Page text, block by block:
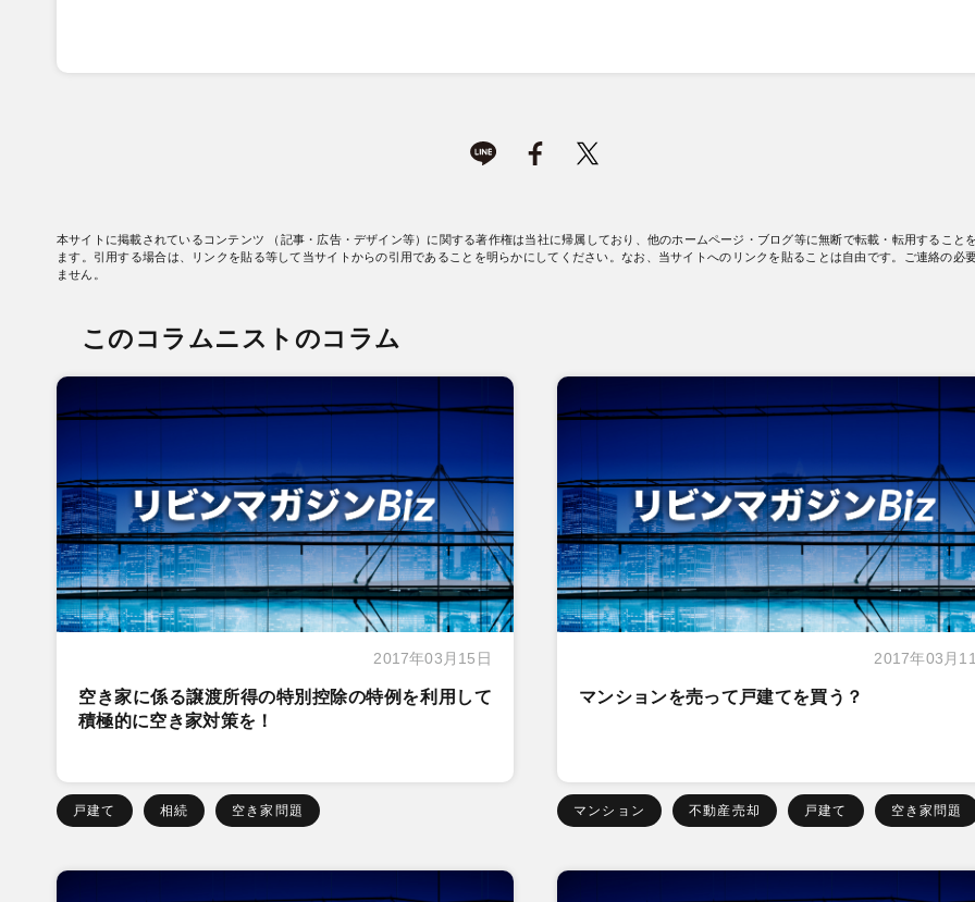
本サイトに掲載されているコンテンツ （記事・広告・デザイン等）に関する著作権は当社に帰属しており、他のホームページ・ブログ等に無断で転載・転用すること
ます。引用する場合は、リンクを貼る等して当サイトからの引用であることを明らかにしてください。なお、当サイトへのリンクを貼ることは自由です。ご連絡の必
ません。
このコラムニストのコラム
2017年03月15日
空き家に係る譲渡所得の特別控除の特例を利用して
積極的に空き家対策を！
戸建て 相続 空き家問題
2017年03月
マンションを売って戸建てを買う？
マンション 不動産売却 戸建て 空き家問題